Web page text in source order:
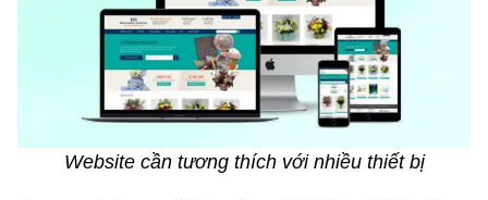
Website cần tương thích với nhiều thiết bị